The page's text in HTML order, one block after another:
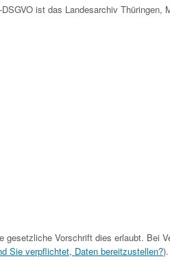
ist das Landesarchiv Thüringen,
gesetzliche Vorschrift dies erlaubt. Bei
Sie verpflichtet, Daten bereitzustellen?).